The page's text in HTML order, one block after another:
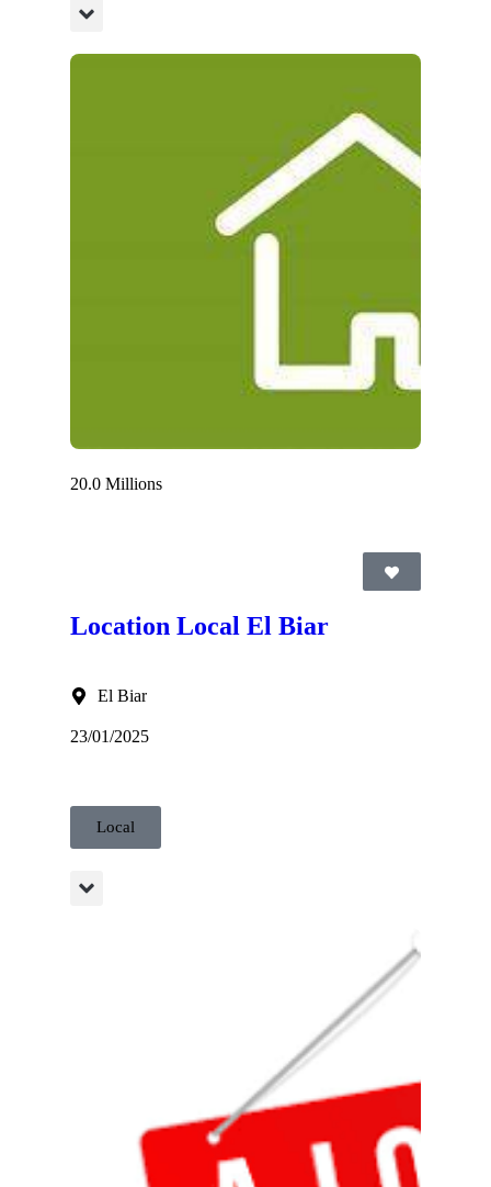
20.0 Millions
Location Local El Biar
El Biar
23/01/2025
Local